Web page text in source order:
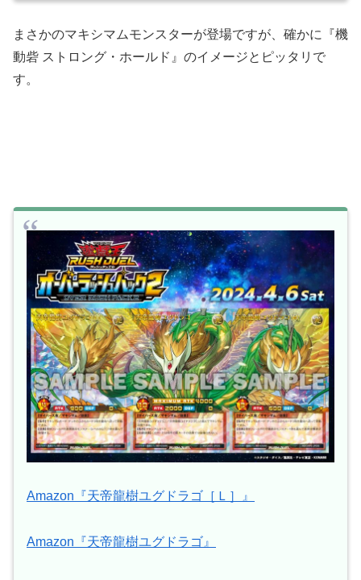
まさかのマキシマムモンスターが登場ですが、確かに『機
動砦 ストロング・ホールド』のイメージとピッタリで
す。
Amazon『天帝龍樹ユグドラゴ［Ｌ］』
Amazon『天帝龍樹ユグドラゴ』